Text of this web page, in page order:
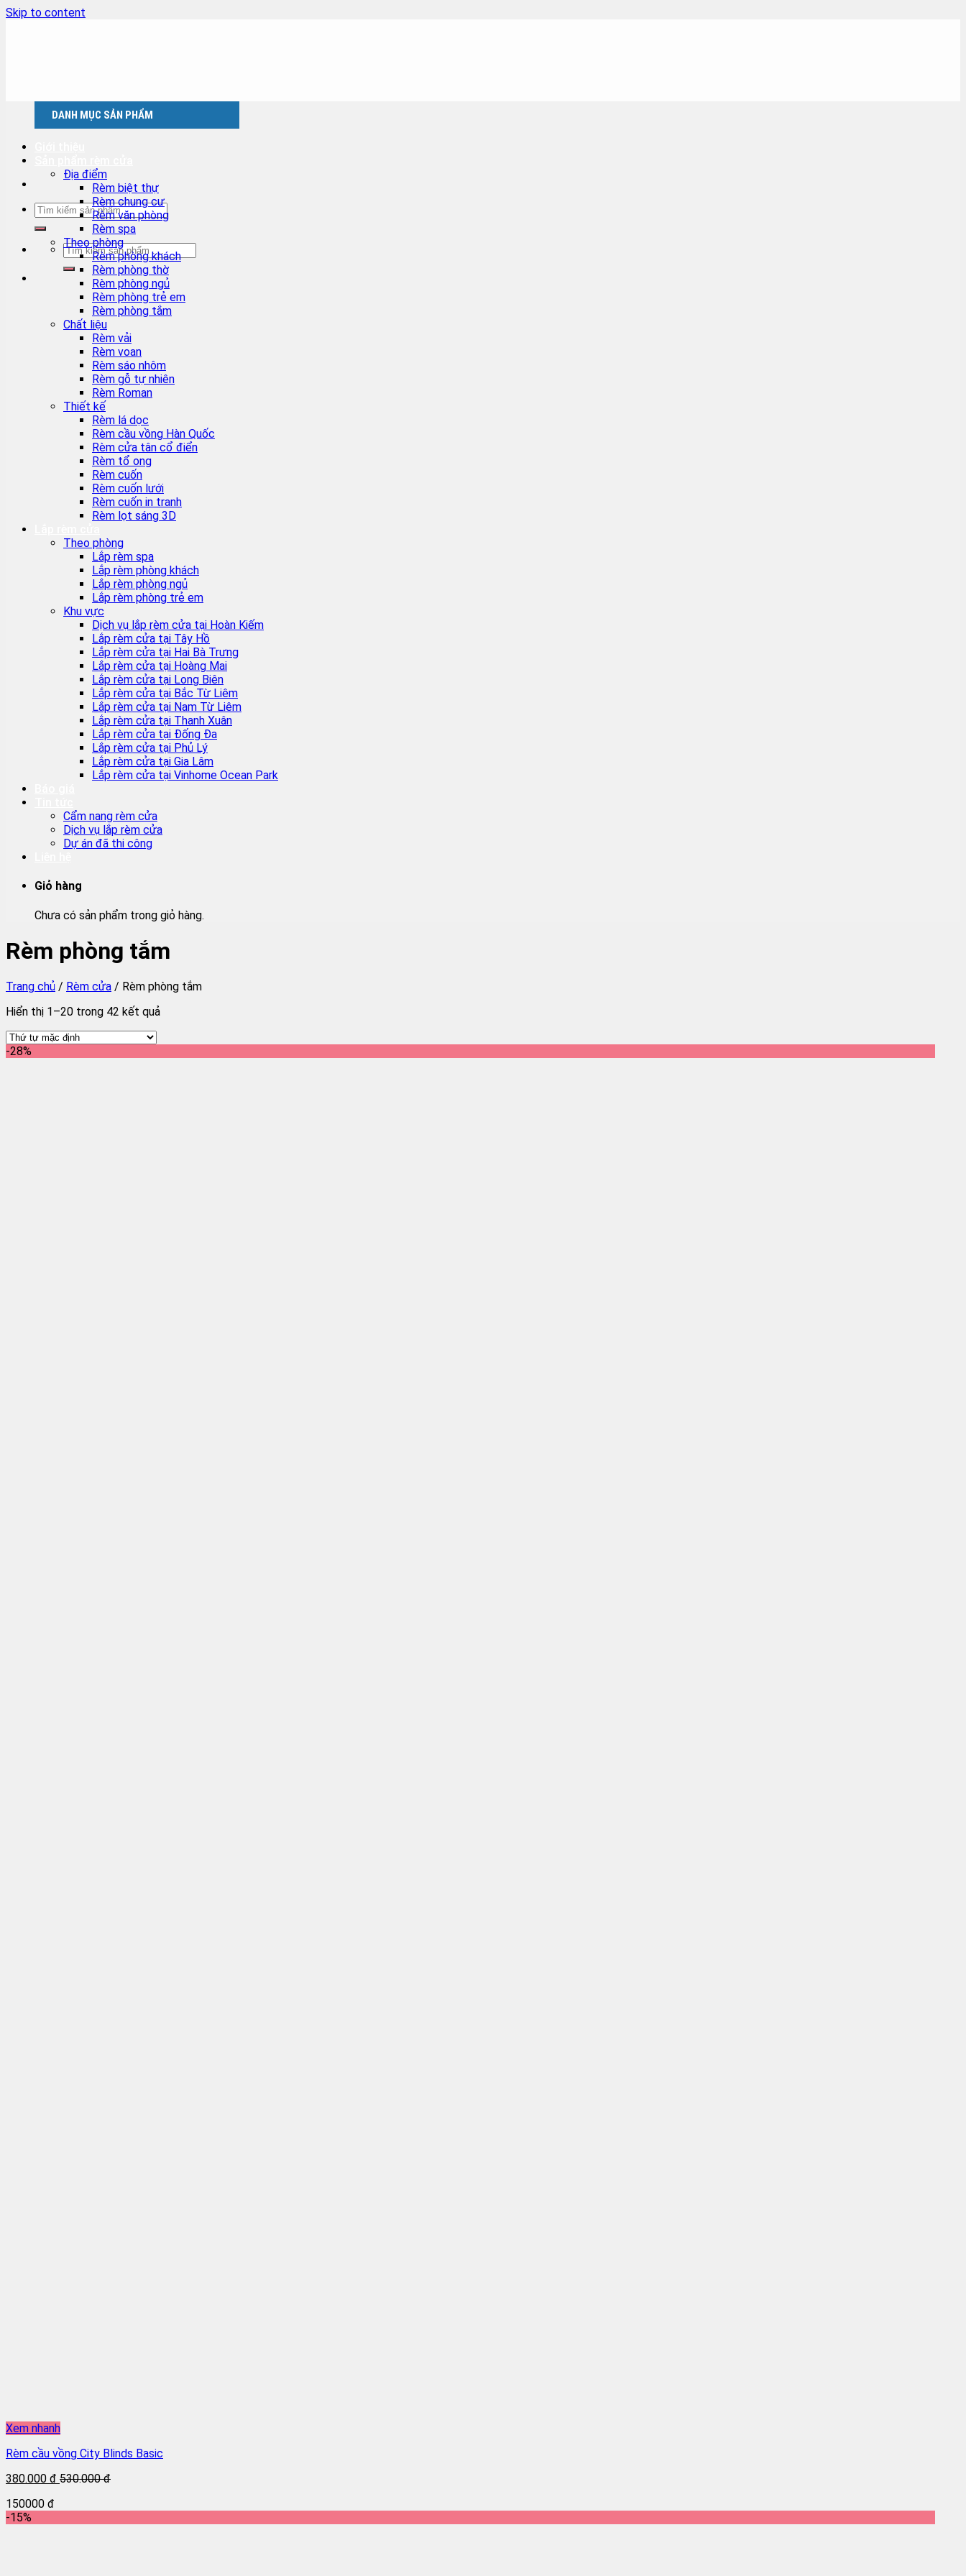
Skip to content
DANH MỤC SẢN PHẨM
Địa điểm
Rèm biệt thự
Rèm chung cư
Rèm văn phòng
Rèm spa
Theo phòng
Rèm phòng khách
Rèm phòng thờ
Rèm phòng ngủ
Rèm phòng trẻ em
Rèm phòng tắm
Chất liệu
Rèm vải
Rèm voan
Rèm sáo nhôm
Rèm gỗ tự nhiên
Rèm Roman
Thiết kế
Rèm lá dọc
Rèm cầu vồng Hàn Quốc
Rèm cửa tân cổ điển
Rèm tổ ong
Rèm cuốn
Rèm cuốn lưới
Rèm cuốn in tranh
Rèm lọt sáng 3D
Theo phòng
Lắp rèm spa
Lắp rèm phòng khách
Lắp rèm phòng ngủ
Lắp rèm phòng trẻ em
Khu vực
Dịch vụ lắp rèm cửa tại Hoàn Kiếm
Lắp rèm cửa tại Tây Hồ
Lắp rèm cửa tại Hai Bà Trưng
Lắp rèm cửa tại Hoàng Mai
Lắp rèm cửa tại Long Biên
Lắp rèm cửa tại Bắc Từ Liêm
Lắp rèm cửa tại Nam Từ Liêm
Lắp rèm cửa tại Thanh Xuân
Lắp rèm cửa tại Đống Đa
Lắp rèm cửa tại Phủ Lý
Lắp rèm cửa tại Gia Lâm
Lắp rèm cửa tại Vinhome Ocean Park
Cẩm nang rèm cửa
Dịch vụ lắp rèm cửa
Dự án đã thi công
Giỏ hàng
Chưa có sản phẩm trong giỏ hàng.
Rèm phòng tắm
Trang chủ / Rèm cửa / Rèm phòng tắm
Hiển thị 1–20 trong 42 kết quả
-28%
Xem nhanh
Rèm cầu vồng City Blinds Basic
380.000 đ 530.000 đ
150000 đ
-15%